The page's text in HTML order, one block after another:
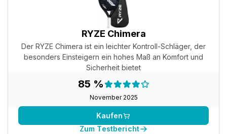
RYZE Chimera
Der RYZE Chimera ist ein leichter Kontroll-Schläger, der
besonders Einsteigern ein hohes Maß an Komfort und
Sicherheit bietet
85 %
November 2025
Testergebnis:
85 %
Kaufen
Zum Testbericht